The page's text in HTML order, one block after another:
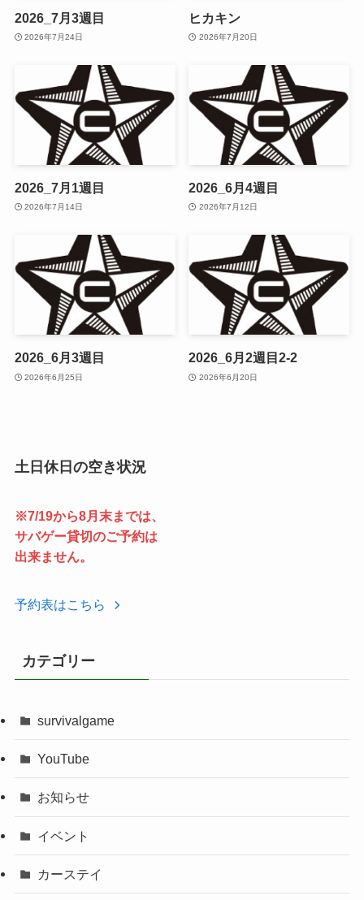
2026_7月3週目
2026年7月24日
ヒカキン
2026年7月20日
2026_7月1週目
2026年7月14日
2026_6月4週目
2026年7月12日
2026_6月3週目
2026年6月25日
2026_6月2週目2-2
2026年6月20日
土日休日の空き状況
※7/19から8月末までは、
サバゲー貸切のご予約は
出来ません。
予約表はこちら
カテゴリー
survivalgame
YouTube
お知らせ
イベント
カーステイ